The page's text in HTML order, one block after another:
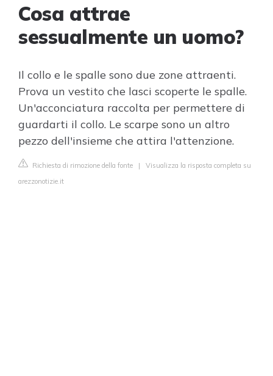
Cosa attrae
sessualmente un uomo?
Il collo e le spalle sono due zone attraenti.
Prova un vestito che lasci scoperte le spalle.
Un'acconciatura raccolta per permettere di
guardarti il collo. Le scarpe sono un altro
pezzo dell'insieme che attira l'attenzione.
Richiesta di rimozione della fonte | Visualizza la risposta completa su
arezzonotizie.it